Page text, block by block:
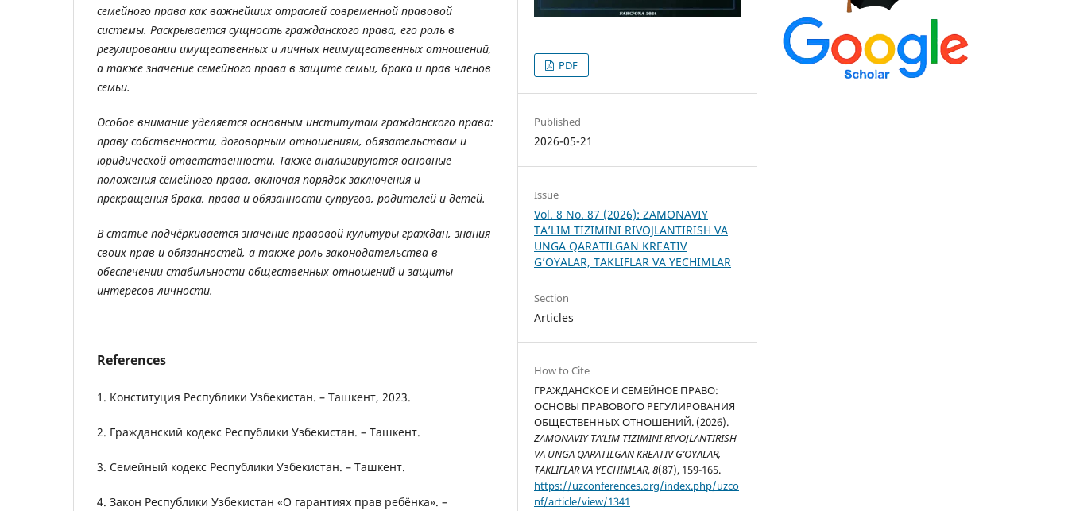
семейного права как важнейших отраслей современной правовой
системы. Раскрывается сущность гражданского права, его роль в
регулировании имущественных и личных неимущественных отношений,
а также значение семейного права в защите семьи, брака и прав членов
семьи.
Особое внимание уделяется основным институтам гражданского права:
праву собственности, договорным отношениям, обязательствам и
юридической ответственности. Также анализируются основные
положения семейного права, включая порядок заключения и
прекращения брака, права и обязанности супругов, родителей и детей.
В статье подчёркивается значение правовой культуры граждан, знания
своих прав и обязанностей, а также роль законодательства в
обеспечении стабильности общественных отношений и защиты
интересов личности.
References
1. Конституция Республики Узбекистан. – Ташкент, 2023.
2. Гражданский кодекс Республики Узбекистан. – Ташкент.
3. Семейный кодекс Республики Узбекистан. – Ташкент.
4. Закон Республики Узбекистан «О гарантиях прав ребёнка». –
PDF
Published
2026-05-21
Issue
Vol. 8 No. 87 (2026): ZAMONAVIY
TA’LIM TIZIMINI RIVOJLANTIRISH VA
UNGA QARATILGAN KREATIV
G’OYALAR, TAKLIFLAR VA YECHIMLAR
Section
Articles
How to Cite
ГРАЖДАНСКОЕ И СЕМЕЙНОЕ ПРАВО:
ОСНОВЫ ПРАВОВОГО РЕГУЛИРОВАНИЯ
ОБЩЕСТВЕННЫХ ОТНОШЕНИЙ. (2026).
ZAMONAVIY TA’LIM TIZIMINI RIVOJLANTIRISH
VA UNGA QARATILGAN KREATIV G’OYALAR,
TAKLIFLAR VA YECHIMLAR,8(87), 159-165.
https://uzconferences.org/index.php/uzco
nf/article/view/1341